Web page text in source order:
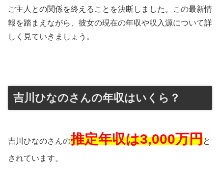
ご主人との関係を終えることを決断しました。この最新情
報を踏まえながら、彼女の現在の年収や収入源について詳
しく見ていきましょう。
吉川ひなのさんの年収はいくら？
吉川ひなのさんの推定年収は3,000万円と
されています。